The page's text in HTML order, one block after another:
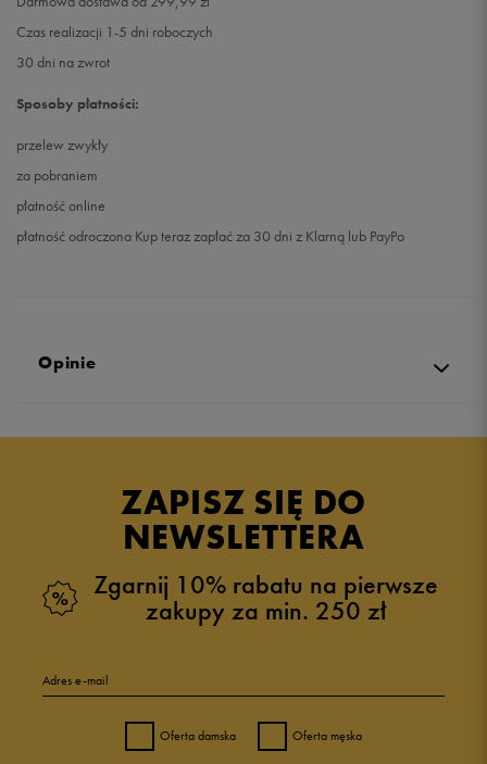
Czas realizacji 1-5 dni roboczych
30 dni na zwrot
Sposoby płatności:
przelew zwykły
za pobraniem
płatność online
płatność odroczona Kup teraz zapłać za 30 dni z Klarną lub PayPo
Opinie
5.0
zebranych i zweryfikowanych przez
4 0%
ZAPISZ SIĘ DO
NEWSLETTERA
Zgarnij 10% rabatu na pierwsze
zakupy za min. 250 zł
Adres e-mail
Oferta damska Oferta męska